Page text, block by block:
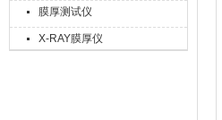
膜厚测试仪
X-RAY膜厚仪